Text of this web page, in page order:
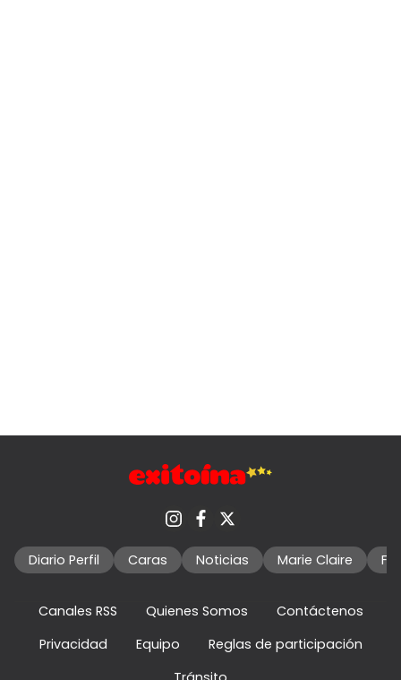
Diario Perfil Caras Noticias Marie Claire
Canales RSS Quienes Somos
Contáctenos
Privacidad
Equipo
Reglas de participación